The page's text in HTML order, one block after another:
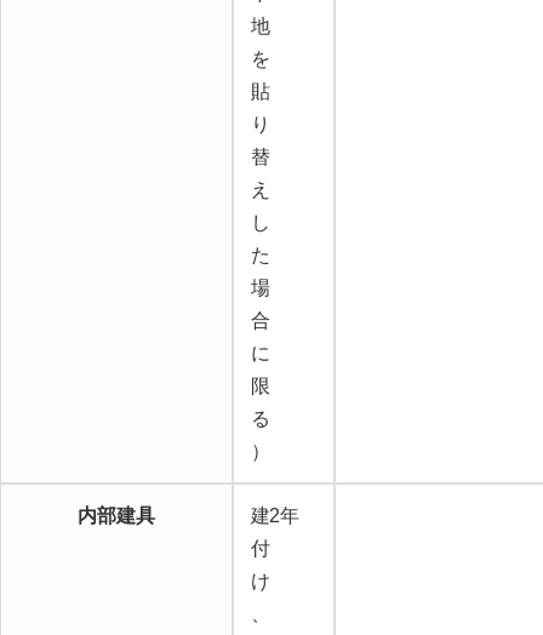
地
を
貼
り
替
え
し
た
場
合
に
限
る
）
内部建具
建
付
け
2年